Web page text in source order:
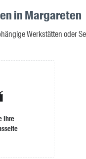
in Margareten
Werkstätten oder
Ihre